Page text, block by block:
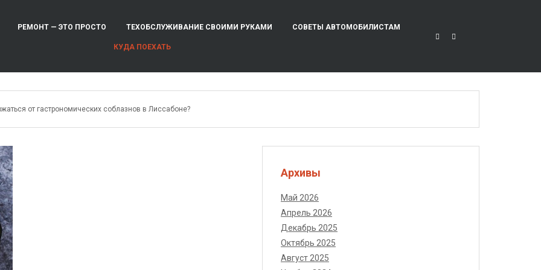
РЕМОНТ — ЭТО ПРОСТО ТЕХОБСЛУЖИВАНИЕ СВОИМИ РУКАМИ СОВЕТЫ АВТОМОБИЛИСТАМ
КУДА ПОЕХАТЬ
от гастрономических соблазнов в Лиссабоне?
Архивы
Май 2026
Апрель 2026
Декабрь 2025
Октябрь 2025
Август 2025